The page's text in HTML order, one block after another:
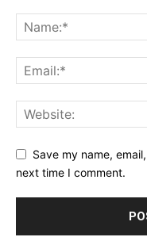
Save my name,
next time I comment.